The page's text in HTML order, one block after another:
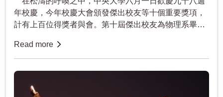
年校慶，今年校慶大會頒發傑出校友等十個重要獎項，
計有上百位得獎者與會。第十屆傑出校友為物理系畢
服務三十年以上，參與從無到有的...
Read more